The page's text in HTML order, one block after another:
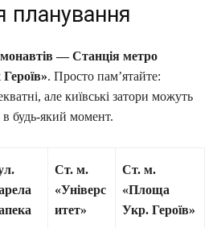
планування
— Станція метро
. Просто пам’ятайте:
але київські затори можуть
в будь-який момент.
Ст. м.
«Універс
итет»
Ст. м.
«Площа
Укр. Героїв»